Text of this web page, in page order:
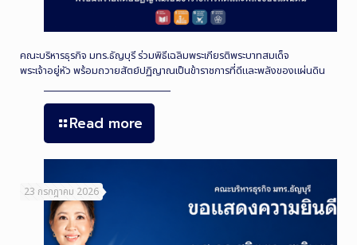
คณะบริหารธุรกิจ มทร.ธัญบุรี ร่วมพิธีเฉลิมพระเกียรติพระบาทสมเด็จ
พระเจ้าอยู่หัว พร้อมถวายสัตย์ปฏิญาณเป็นข้าราชการที่ดีและพลังของแผ่นดิน
Read more
23 กรกฎาคม 2026